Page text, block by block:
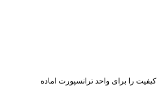
و ازمایشگاه,بتن با کیفیت را برای واحد ترانسپورت اماده